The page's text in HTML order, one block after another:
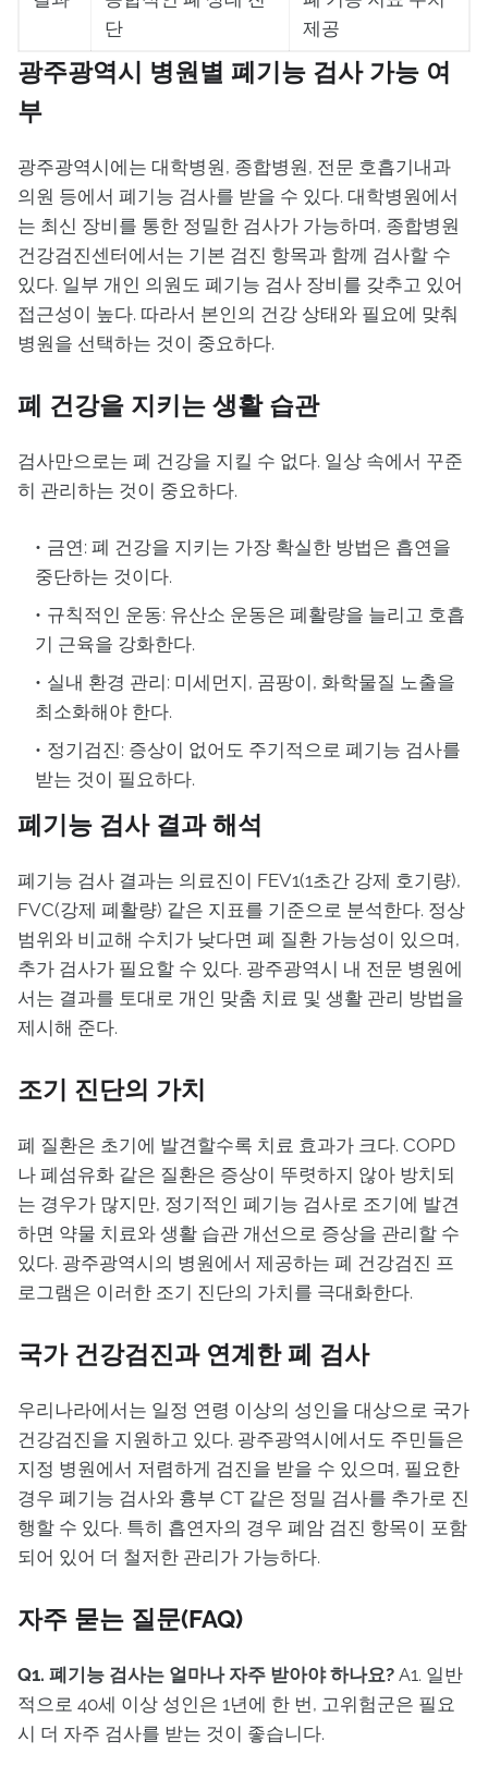
단
제공
광주광역시 병원별 폐기능 검사 가능 여
부
광주광역시에는 대학병원, 종합병원, 전문 호흡기내과
의원 등에서 폐기능 검사를 받을 수 있다. 대학병원에서
는 최신 장비를 통한 정밀한 검사가 가능하며, 종합병원
건강검진센터에서는 기본 검진 항목과 함께 검사할 수
있다. 일부 개인 의원도 폐기능 검사 장비를 갖추고 있어
접근성이 높다. 따라서 본인의 건강 상태와 필요에 맞춰
병원을 선택하는 것이 중요하다.
폐 건강을 지키는 생활 습관
검사만으로는 폐 건강을 지킬 수 없다. 일상 속에서 꾸준
히 관리하는 것이 중요하다.
금연: 폐 건강을 지키는 가장 확실한 방법은 흡연을
중단하는 것이다.
규칙적인 운동: 유산소 운동은 폐활량을 늘리고 호흡
기 근육을 강화한다.
실내 환경 관리: 미세먼지, 곰팡이, 화학물질 노출을
최소화해야 한다.
정기검진: 증상이 없어도 주기적으로 폐기능 검사를
받는 것이 필요하다.
폐기능 검사 결과 해석
폐기능 검사 결과는 의료진이 FEV1(1초간 강제 호기량),
FVC(강제 폐활량) 같은 지표를 기준으로 분석한다. 정상
범위와 비교해 수치가 낮다면 폐 질환 가능성이 있으며,
추가 검사가 필요할 수 있다. 광주광역시 내 전문 병원에
서는 결과를 토대로 개인 맞춤 치료 및 생활 관리 방법을
제시해 준다.
조기 진단의 가치
폐 질환은 초기에 발견할수록 치료 효과가 크다. COPD
나 폐섬유화 같은 질환은 증상이 뚜렷하지 않아 방치되
는 경우가 많지만, 정기적인 폐기능 검사로 조기에 발견
하면 약물 치료와 생활 습관 개선으로 증상을 관리할 수
있다. 광주광역시의 병원에서 제공하는 폐 건강검진 프
로그램은 이러한 조기 진단의 가치를 극대화한다.
국가 건강검진과 연계한 폐 검사
우리나라에서는 일정 연령 이상의 성인을 대상으로 국가
건강검진을 지원하고 있다. 광주광역시에서도 주민들은
지정 병원에서 저렴하게 검진을 받을 수 있으며, 필요한
경우 폐기능 검사와 흉부 CT 같은 정밀 검사를 추가로 진
행할 수 있다. 특히 흡연자의 경우 폐암 검진 항목이 포함
되어 있어 더 철저한 관리가 가능하다.
자주 묻는 질문(FAQ)
Q1. 폐기능 검사는 얼마나 자주 받아야 하나요? A1. 일반
적으로 40세 이상 성인은 1년에 한 번, 고위험군은 필요
시 더 자주 검사를 받는 것이 좋습니다.